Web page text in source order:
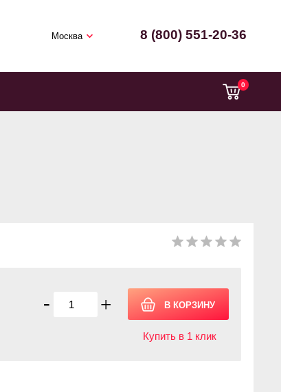
Москва 8 (800) 551-20-36
0
- +
Купить в 1 клик